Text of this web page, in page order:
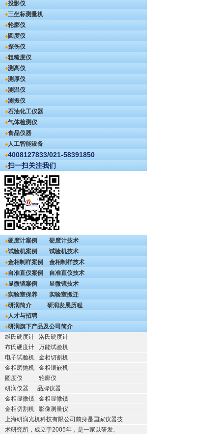
投影仪
三坐标测量机
轮廓仪
圆度仪
探伤仪
粗糙度仪
测高仪
测厚仪
测温仪
测振仪
石油化工仪器
气体检测仪
食品仪器
人工智能设备
4008127833/021-58391850
扫一扫关注我们
硬度计案例
硬度计技术
试验机案例
试验机技术
金相制样案例
金相制样技术
自准直仪案例
自准直仪技术
显微镜案例
显微镜技术
实验室保养
实验室搬迁
研润简介
研润发展历程
人才与招聘
研润旗下产品及公司简介
维氏硬度计
洛氏硬度计
布氏硬度计
万能试验机
电子试验机
金相切割机
金相磨抛机
金相镶嵌机
圆度仪
轮廓仪
研润仪器
品牌仪器
金相显微镜
金相显微镜
金相切割机
影像测量仪
上海研润光机科技有限公司前身是国家仪器技
术研究所，成立于2005年，是一家以研发、